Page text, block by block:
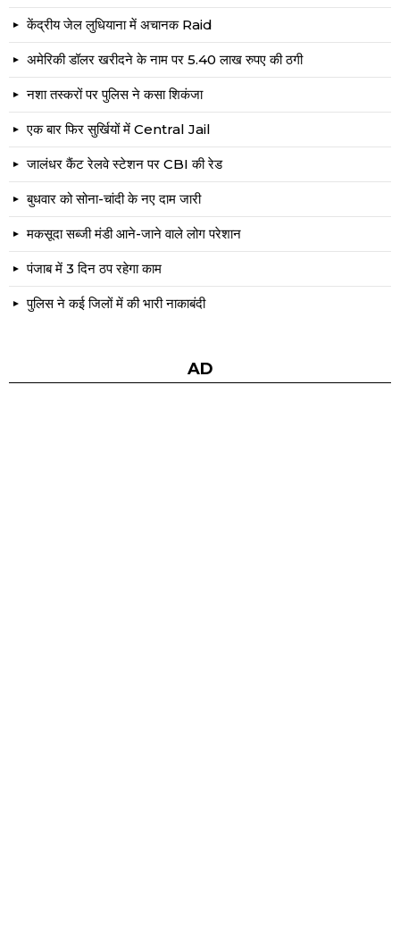
केंद्रीय जेल लुधियाना में अचानक Raid
अमेरिकी डॉलर खरीदने के नाम पर 5.40 लाख रुपए की ठगी
नशा तस्करों पर पुलिस ने कसा शिकंजा
एक बार फिर सुर्खियों में Central Jail
जालंधर कैंट रेलवे स्टेशन पर CBI की रेड
बुधवार को सोना-चांदी के नए दाम जारी
मकसूदा सब्जी मंडी आने-जाने वाले लोग परेशान
पंजाब में 3 दिन ठप रहेगा काम
पुलिस ने कई जिलों में की भारी नाकाबंदी
AD